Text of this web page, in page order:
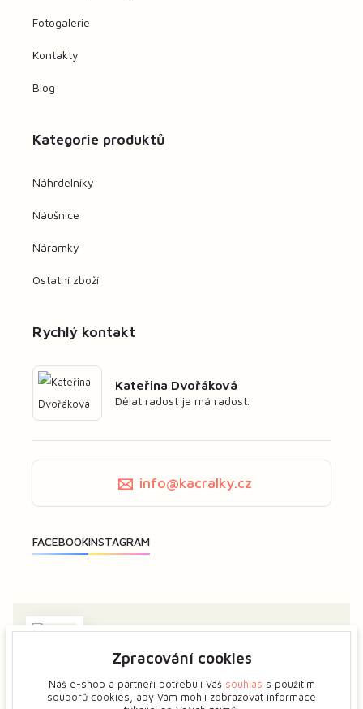
Fotogalerie
Kontakty
Blog
Kategorie produktů
Náhrdelníky
Náušnice
Náramky
Ostatní zboží
Zajímá vás má tvorba? Dejte mi předem vědět a ukážeme
Rychlý kontakt
Kateřina Dvořáková
Dělat radost je má radost.
info@kacralky.cz
Zpracování cookies
Náš e-shop a partneři potřebují Váš souhlas s použitím
souborů cookies, aby Vám mohli zobrazovat informace